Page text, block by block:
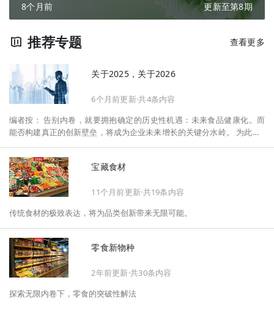
8个月前 更新至第8期
推荐专题 查看更多
关于2025，关于2026
6个月前更新·共4条内容
编者按： 告别内卷，就要拥抱确定的历史性机遇：未来食品健康化。而
能否构建真正的创新壁垒，将成为企业未来增长的关键分水岭。 为此，F
将以“创新产品”透视“未来机会”，以全球视野探寻中国机遇、增长解法，
拆解年度标杆的增长逻辑与谋篇布局，深挖“药食同源”“低GI”“老龄营
养”“清洁标签”等热门赛道的爆品基因，从趋势预判、品类创新、未来增长
机会、企业战略布局以及渠道变革等，为行业提供务实、前瞻的开年创新
宝藏食材
11个月前更新·共19条内容
传统食材的极致表达，将为品类创新带来无限可能。
零食新物种
2年前更新·共30条内容
探索无限内卷下，零食的突破性解法